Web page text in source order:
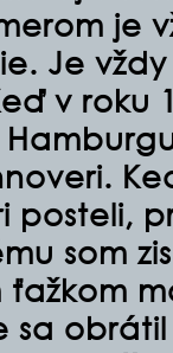
je
Je
v roku
posteli,
som
sa